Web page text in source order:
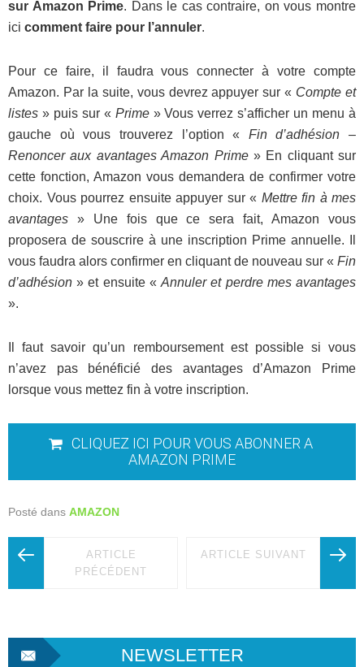
sur Amazon Prime. Dans le cas contraire, on vous montre
ici comment faire pour l’annuler.
Pour ce faire, il faudra vous connecter à votre compte
Amazon. Par la suite, vous devrez appuyer sur « Compte et
listes » puis sur « Prime» Vous verrez s’afficher un menu à
gauche où vous trouverez l’option « Fin d’adhésion –
Renoncer aux avantages Amazon Prime» En cliquant sur
cette fonction, Amazon vous demandera de confirmer votre
choix. Vous pourrez ensuite appuyer sur « Mettre fin à mes
avantages » Une fois que ce sera fait, Amazon vous
proposera de souscrire à une inscription Prime annuelle. Il
vous faudra alors confirmer en cliquant de nouveau sur « Fin
d’adhésion » et ensuite «Annuler et perdre mes avantages
».
Il faut savoir qu’un remboursement est possible si vous
n’avez pas bénéficié des avantages d’Amazon Prime
lorsque vous mettez fin à votre inscription.
CLIQUEZ ICI POUR VOUS ABONNER A
AMAZON PRIME
Posté dans AMAZON
ARTICLE
PRÉCÉDENT
ARTICLE SUIVANT
NEWSLETTER